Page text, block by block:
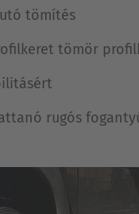
tömítés
tömör
rugós